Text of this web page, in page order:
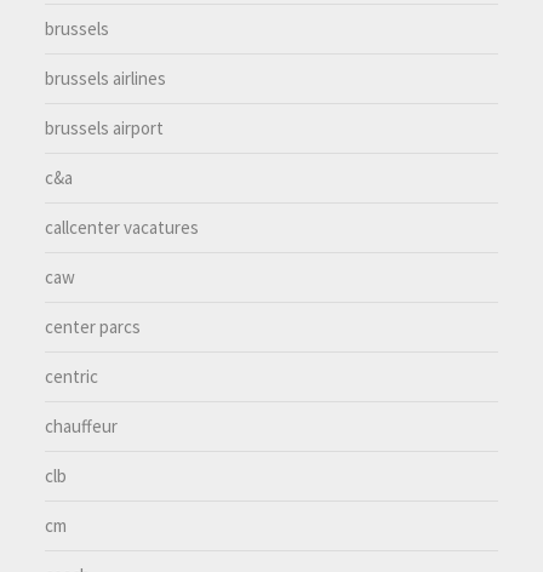
brussels
brussels airlines
brussels airport
c&a
callcenter vacatures
caw
center parcs
centric
chauffeur
clb
cm